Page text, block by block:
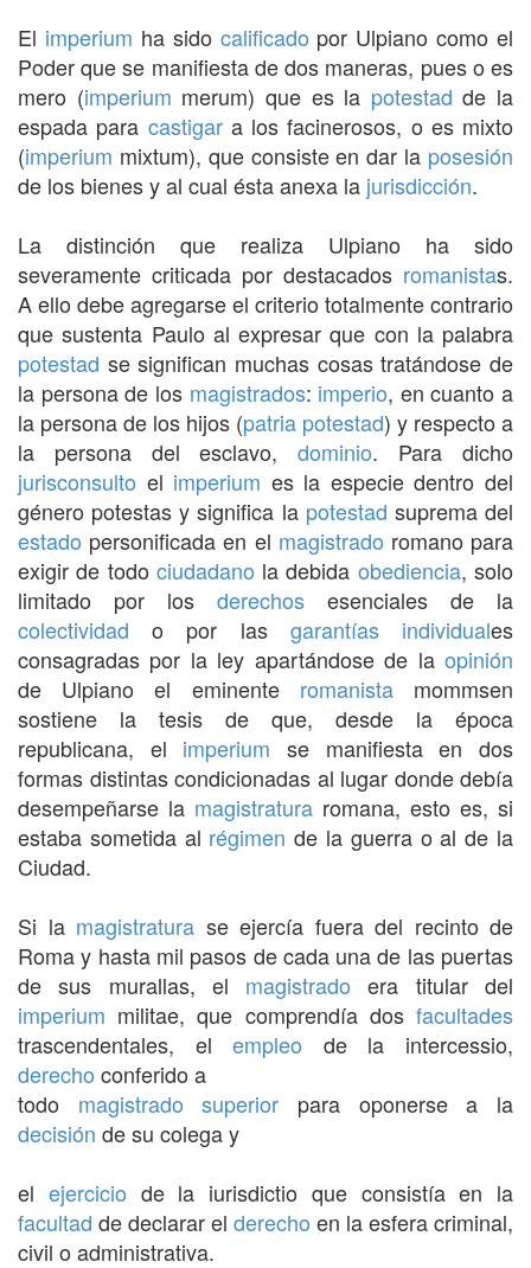
El imperium ha sido calificado por Ulpiano como el
Poder que se manifiesta de dos maneras, pues o es
mero (imperium merum) que es la potestad de la
espada para castigara los facinerosos, o es mixto
(imperium mixtum), que consiste en dar la posesión
de los bienes y al cual ésta anexa la jurisdicción.
La distinción que realiza Ulpiano ha sido
severamente criticada por destacados romanistas.
A ello debe agregarse el criterio totalmente contrario
que sustenta Paulo al expresar que con la palabra
potestad se significan muchas cosas tratándose de
la persona de los magistrados: imperio, en cuanto a
la persona de los hijos (patria potestad) y respecto a
la persona del esclavo,dominio. Para dicho
jurisconsulto el imperium es la especie dentro del
género potestas y significa la potestad suprema del
estado personificada en el magistrado romano para
exigir de todo ciudadano la debida obediencia, solo
limitado por los derechos esenciales de la
colectividad o por las garantías individuales
consagradas por la ley apartándose de la opinión
de Ulpiano el eminente romanistamommsen
sostiene la tesis de que, desde la época
republicana, el imperium se manifiesta en dos
formas distintas condicionadas al lugar donde debía
desempeñarse la magistratura romana, esto es, si
estaba sometida al régimen de la guerra o al de la
Ciudad.
Si la magistratura se ejercía fuera del recinto de
Roma y hasta mil pasos de cada una de las puertas
de sus murallas, el magistrado era titular del
imperium militae, que comprendía dos facultades
trascendentales, elempleo de la intercessio,
derecho conferido a
todo magistrado superior para oponerse a la
decisión de su colega y
el ejercicio de la iurisdictio que consistía en la
facultad de declarar el derecho en la esfera criminal,
civil o administrativa.